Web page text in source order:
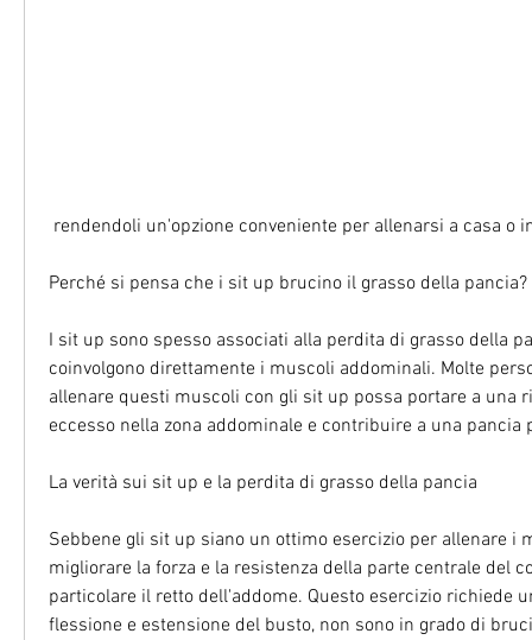
rendendoli un'opzione conveniente per allenarsi a casa o
Perché si pensa che i sit up brucino il grasso della pancia?
I sit up sono spesso associati alla perdita di grasso della
coinvolgono direttamente i muscoli addominali. Molte
allenare questi muscoli con gli sit up possa portare a una
eccesso nella zona addominale e contribuire a una pancia
La verità sui sit up e la perdita di grasso della pancia
Sebbene gli sit up siano un ottimo esercizio per allenare i
migliorare la forza e la resistenza della parte centrale del
particolare il retto dell'addome. Questo esercizio richiede
flessione e estensione del busto, non sono in grado di